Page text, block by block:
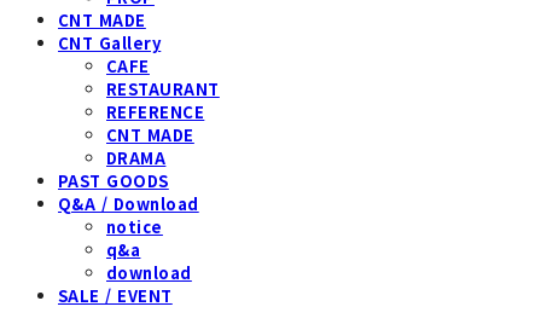
CNT MADE
CNT Gallery
CAFE
RESTAURANT
REFERENCE
CNT MADE
DRAMA
PAST GOODS
Q&A / Download
notice
q&a
download
SALE / EVENT